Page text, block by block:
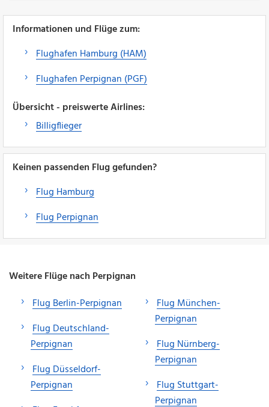
Informationen und Flüge zum:
Flughafen Hamburg (HAM)
Flughafen Perpignan (PGF)
Übersicht - preiswerte Airlines:
Billigflieger
Keinen passenden Flug gefunden?
Flug Hamburg
Flug Perpignan
Weitere Flüge nach Perpignan
Flug Berlin-Perpignan
Flug Deutschland-
Perpignan
Flug Düsseldorf-
Perpignan
Flug München-
Perpignan
Flug Nürnberg-
Perpignan
Flug Stuttgart-
Perpignan